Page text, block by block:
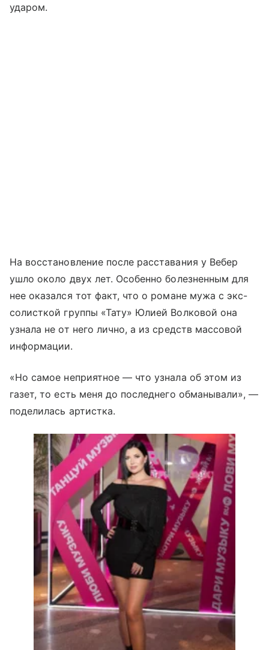
ударом.
На восстановление после расставания у Вебер
ушло около двух лет. Особенно болезненным для
нее оказался тот факт, что о романе мужа с экс-
солисткой группы «Тату» Юлией Волковой она
узнала не от него лично, а из средств массовой
информации.
«Но самое неприятное — что узнала об этом из
газет, то есть меня до последнего обманывали», —
поделилась артистка.